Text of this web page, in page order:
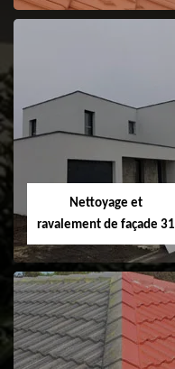
Pose et
changement de
fenêtre de toit et
Velux 31
Nettoyage et
ravalement de façade 31
Nettoyage et